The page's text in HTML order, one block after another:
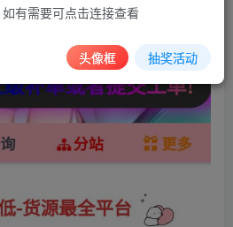
有需要可点击连接查看
头像框 抽奖活动